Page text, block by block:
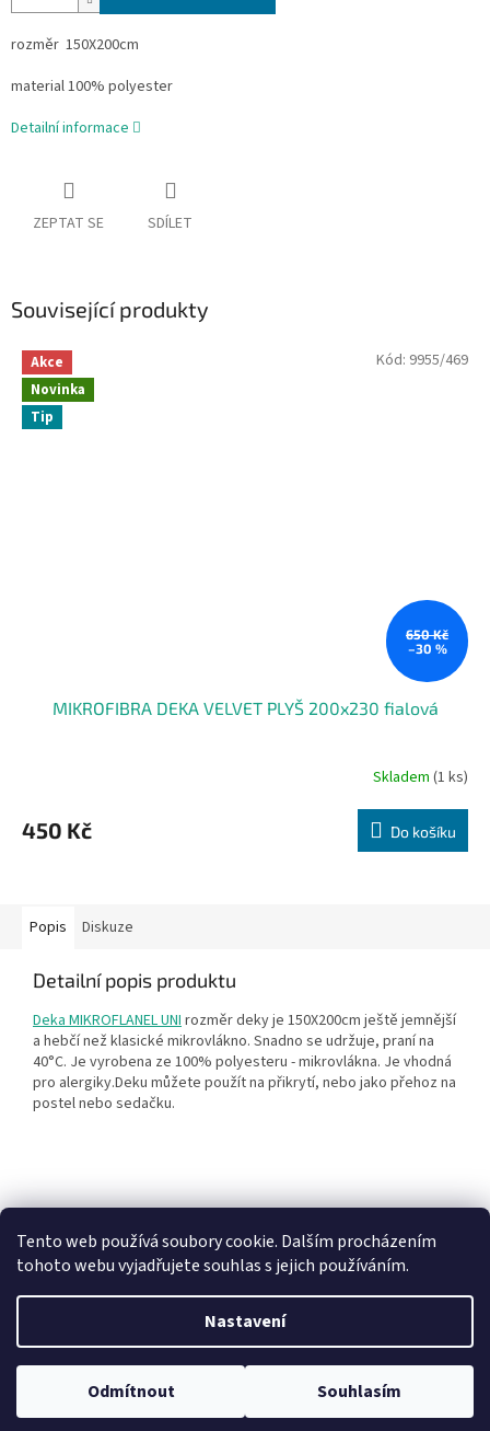
Tento web používá soubory cookie. Dalším procházením
tohoto webu vyjadřujete souhlas s jejich používáním.
Nastavení
Odmítnout Souhlasím
rozměr 150X200cm
material 100% polyester
Detailní informace
ZEPTAT SE SDÍLET
Související produkty
Akce
Novinka
Tip
650 Kč
–30 %
MIKROFIBRA DEKA VELVET PLYŠ 200x230 fialová
Skladem (1 ks)
450 Kč Do košíku
Kód: 9955/469
Popis Diskuze
Detailní popis produktu
Deka MIKROFLANEL UNIrozměr deky je 150X200cm ještě jemnější
a hebčí než klasické mikrovlákno. Snadno se udržuje, praní na
40°C. Je vyrobena ze 100% polyesteru - mikrovlákna. Je vhodná
pro alergiky.Deku můžete použít na přikrytí, nebo jako přehoz na
postel nebo sedačku.
á
Vytvořil Shoptet
Copyright 2026BytovyShop.cz . Všechna práva vyhrazena.